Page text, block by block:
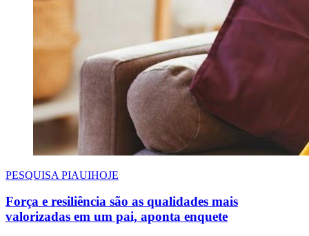
PESQUISA PIAUIHOJE
Força e resiliência são as qualidades mais
valorizadas em um pai, aponta enquete